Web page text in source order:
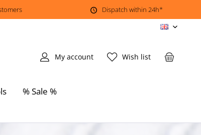
Dispatch within 24h*
EN
Wish list
My account
% Sale %